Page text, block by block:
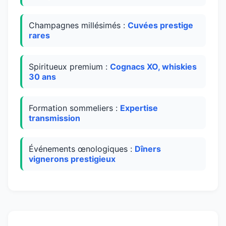
Champagnes millésimés : Cuvées prestige
rares
Spiritueux premium : Cognacs XO, whiskies
30 ans
Formation sommeliers : Expertise
transmission
Événements œnologiques : Dîners
vignerons prestigieux